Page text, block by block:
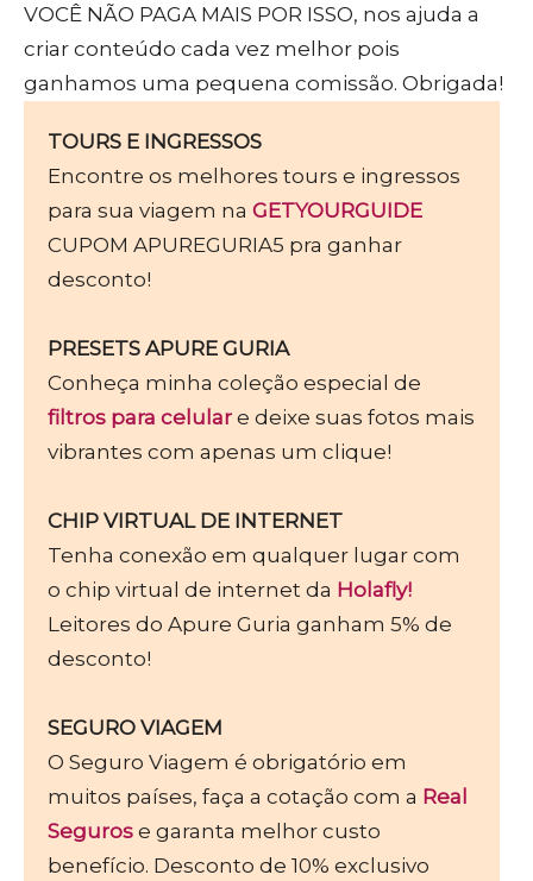
VOCÊ NÃO PAGA MAIS POR ISSO, nos ajuda a
criar conteúdo cada vez melhor pois
ganhamos uma pequena comissão. Obrigada!
TOURS E INGRESSOS
Encontre os melhores tours e ingressos
para sua viagem naGETYOURGUIDE
CUPOM APUREGURIA5 pra ganhar
desconto!
PRESETS APURE GURIA
Conheça minha coleção especial de
filtros para celular e deixe suas fotos mais
vibrantes com apenas um clique!
CHIP VIRTUAL DE INTERNET
Tenha conexão em qualquer lugar com
o chip virtual de internet da Holafly!
Leitores do Apure Guria ganham 5% de
desconto!
SEGURO VIAGEM
O Seguro Viagem é obrigatório em
muitos países, faça a cotação com a Real
Seguros e garanta melhor custo
benefício. Desconto de 10% exclusivo